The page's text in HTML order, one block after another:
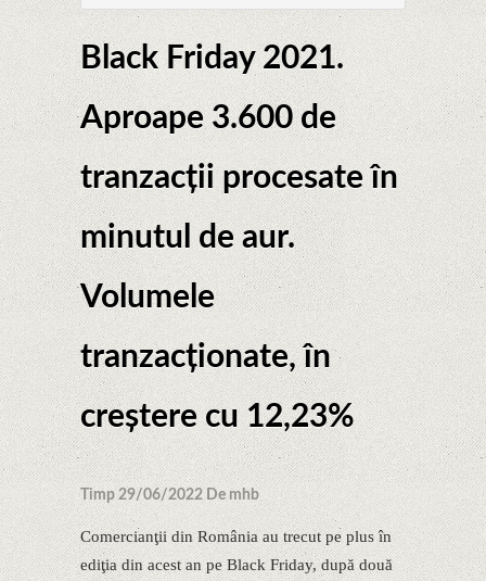
Black Friday 2021.
Aproape 3.600 de
tranzacţii procesate în
minutul de aur.
Volumele
tranzacţionate, în
creştere cu 12,23%
Timp 29/06/2022 De mhb
Comercianţii din România au trecut pe plus în
ediţia din acest an pe Black Friday, după două